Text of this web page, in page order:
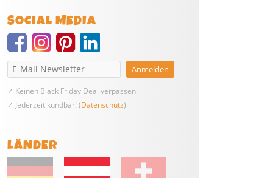
SOCIAL MEDIA
✓ Keinen Black Friday Deal verpassen
✓ Jederzeit kündbar! (Datenschutz)
LÄNDER